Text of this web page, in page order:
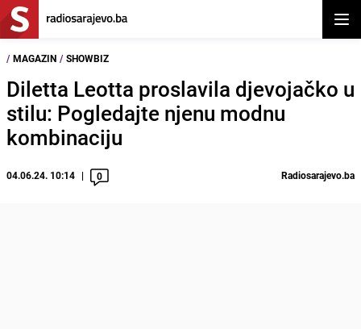
/ MAGAZIN / SHOWBIZ
Diletta Leotta proslavila djevojačko u
stilu: Pogledajte njenu modnu
kombinaciju
04.06.24. 10:14 0 Radiosarajevo.ba